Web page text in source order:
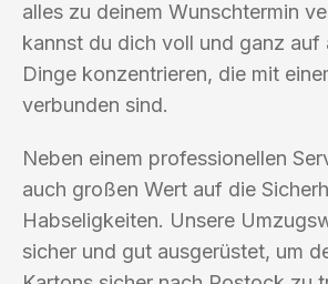
alles zu deinem Wunschtermin
kannst du dich voll und ganz auf
Dinge konzentrieren, die mit
verbunden sind.
Neben einem professionellen
auch großen Wert auf die
Habseligkeiten. Unsere
sicher und gut ausgerüstet, um